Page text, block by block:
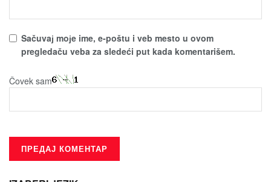
Sačuvaј moјe ime, e-poštu i veb mesto u ovom
pregledaču veba za sledeći put kada komentarišem.
Čovek sam